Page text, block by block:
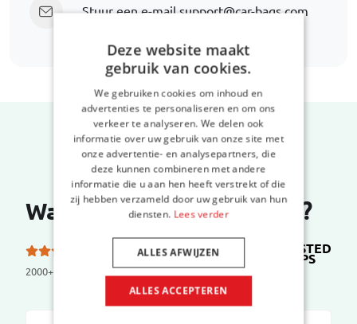
Stuur een e-mailsupport@car-bags.com
Wat zeggen onze klanten?
2000+ reviews
5.0 van de 5 sterren
op
TRUSTED
SHOPS
Deze website maakt
gebruik van cookies.
We gebruiken cookies om inhoud en
advertenties te personaliseren en om ons
verkeer te analyseren. We delen ook
informatie over uw gebruik van onze site met
onze advertentie- en analysepartners, die
deze kunnen combineren met andere
informatie die u aan hen heeft verstrekt of die
zij hebben verzameld door uw gebruik van hun
diensten. Lees verder
ALLES ACCEPTEREN
ALLES AFWIJZEN